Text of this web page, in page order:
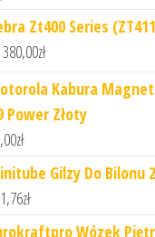
Zt400 Series
zł
Kabura
Power Złoty
zł
Gilzy Do Bilonu
zł
Wózek